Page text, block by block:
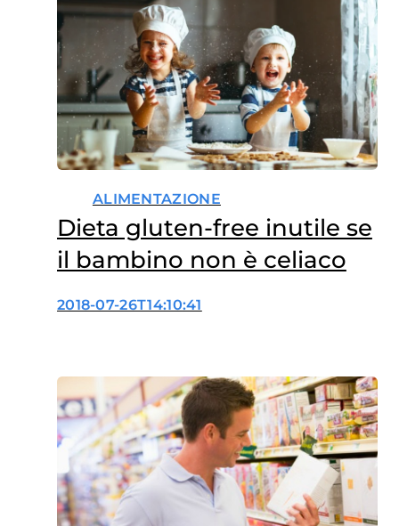
ALIMENTAZIONE
Dieta gluten-free inutile se
il bambino non è celiaco
2018-07-26T14:10:41